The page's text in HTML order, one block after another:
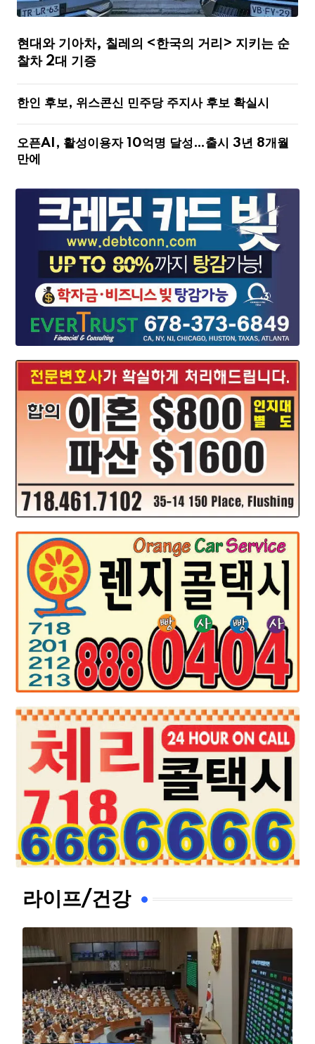
현대와 기아차, 칠레의 <한국의 거리> 지키는 순
찰차 2대 기증
한인 후보, 위스콘신 민주당 주지사 후보 확실시
오픈AI, 활성이용자 10억명 달성…출시 3년 8개월
만에
라이프/건강